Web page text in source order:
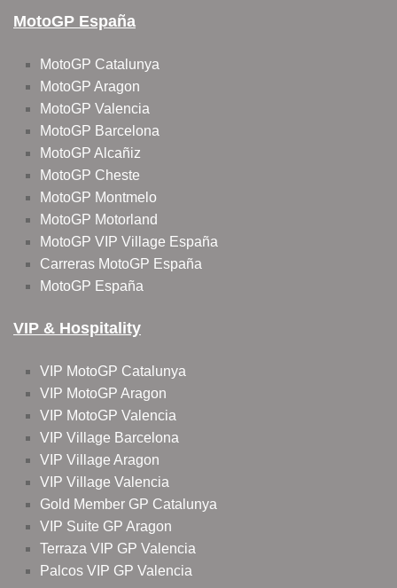
MotoGP España
MotoGP Catalunya
MotoGP Aragon
MotoGP Valencia
MotoGP Barcelona
MotoGP Alcañiz
MotoGP Cheste
MotoGP Montmelo
MotoGP Motorland
MotoGP VIP Village España
Carreras MotoGP España
MotoGP España
VIP & Hospitality
VIP MotoGP Catalunya
VIP MotoGP Aragon
VIP MotoGP Valencia
VIP Village Barcelona
VIP Village Aragon
VIP Village Valencia
Gold Member GP Catalunya
VIP Suite GP Aragon
Terraza VIP GP Valencia
Palcos VIP GP Valencia